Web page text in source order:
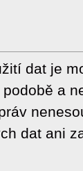
dat je
a
dat ani